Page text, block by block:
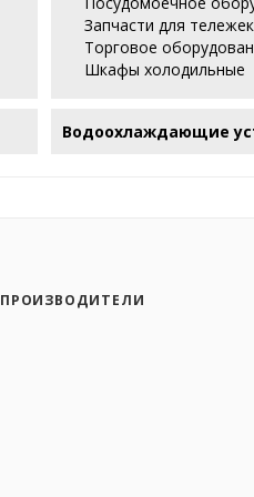
Запчасти для тележек
Торговое
Шкафы холодильные
Водоохлаждающие
ПРОИЗВОДИТЕЛИ